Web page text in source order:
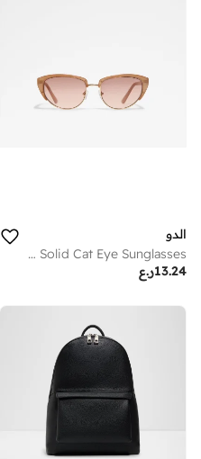
الدو
LILYA Solid Cat Eye Sunglasses
ر.ع13.24